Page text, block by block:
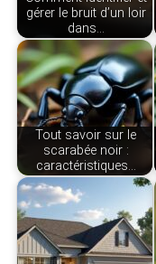
gérer le bruit d’un loir
dans…
Tout savoir sur le
scarabée noir :
caractéristiques…